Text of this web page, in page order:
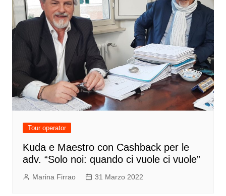
Tour operator
Kuda e Maestro con Cashback per le
adv. “Solo noi: quando ci vuole ci vuole”
Marina Firrao 31 Marzo 2022